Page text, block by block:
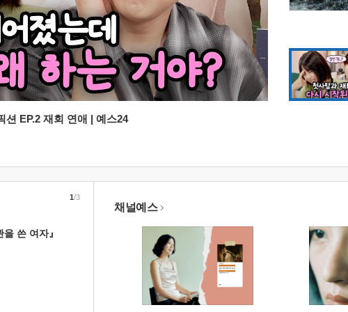
션 EP.2 재회 연애 | 예스24
쓴 여자』
1/3
채널예스